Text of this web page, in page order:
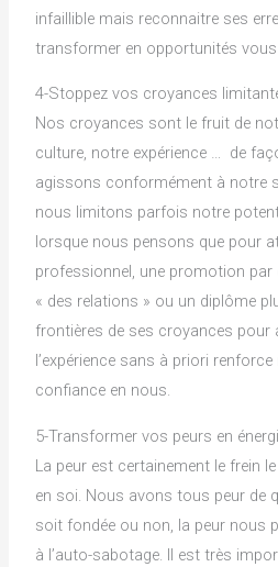
infaillible mais reconnaitre ses
transformer en opportunités vous
4-Stoppez vos croyances
Nos croyances sont le fruit de
culture, notre expérience … de
agissons conformément à notre
nous limitons parfois notre
lorsque nous pensons que pour
professionnel, une promotion par
« des relations » ou un diplôme
frontières de ses croyances pour
l’expérience sans à priori
confiance en nous.
5-Transformer vos peurs en
La peur est certainement le frein
en soi. Nous avons tous peur de
soit fondée ou non, la peur nous
à l’auto-sabotage. Il est très